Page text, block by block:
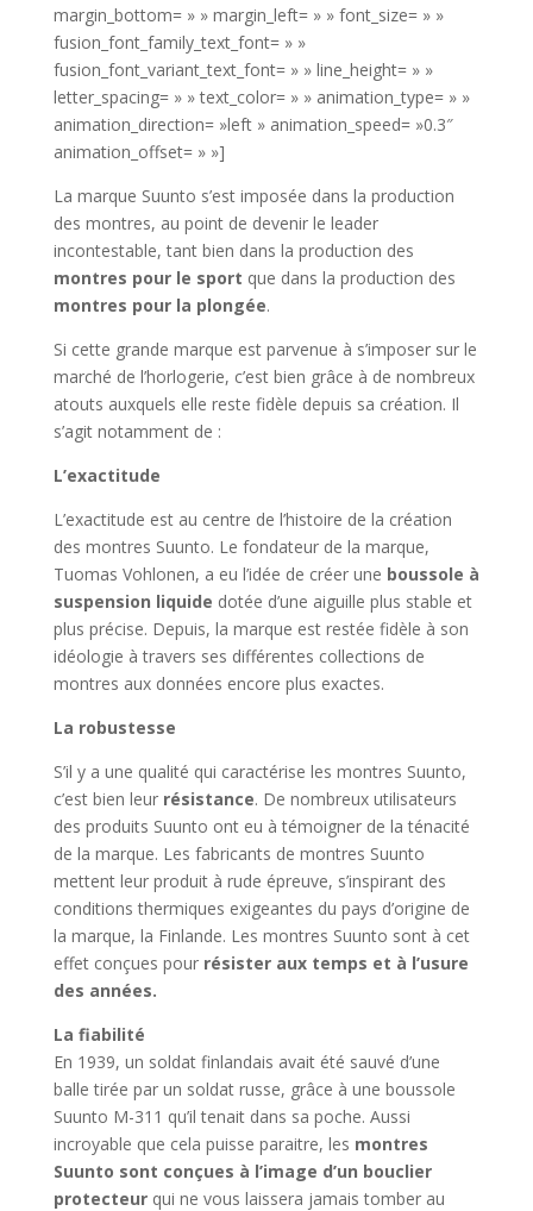
margin_bottom= » » margin_left= » » font_size= » »
fusion_font_family_text_font= » »
fusion_font_variant_text_font= » » line_height= » »
letter_spacing= » » text_color= » » animation_type= » »
animation_direction= »left » animation_speed= »0.3″
animation_offset= » »]
La marque Suunto s’est imposée dans la production
des montres, au point de devenir le leader
incontestable, tant bien dans la production des
montres pour le sport que dans la production des
montres pour la plongée.
Si cette grande marque est parvenue à s’imposer sur le
marché de l’horlogerie, c’est bien grâce à de nombreux
atouts auxquels elle reste fidèle depuis sa création. Il
s’agit notamment de :
L’exactitude
L’exactitude est au centre de l’histoire de la création
des montres Suunto. Le fondateur de la marque,
Tuomas Vohlonen, a eu l’idée de créer une boussole à
suspension liquide dotée d’une aiguille plus stable et
plus précise. Depuis, la marque est restée fidèle à son
idéologie à travers ses différentes collections de
montres aux données encore plus exactes.
La robustesse
S’il y a une qualité qui caractérise les montres Suunto,
c’est bien leur résistance. De nombreux utilisateurs
des produits Suunto ont eu à témoigner de la ténacité
de la marque. Les fabricants de montres Suunto
mettent leur produit à rude épreuve, s’inspirant des
conditions thermiques exigeantes du pays d’origine de
la marque, la Finlande. Les montres Suunto sont à cet
effet conçues pour résister aux temps et à l’usure
des années.
La fiabilité
En 1939, un soldat finlandais avait été sauvé d’une
balle tirée par un soldat russe, grâce à une boussole
Suunto M-311 qu’il tenait dans sa poche. Aussi
incroyable que cela puisse paraitre, les montres
Suunto sont conçues à l’image d’un bouclier
protecteurqui ne vous laissera jamais tomber au